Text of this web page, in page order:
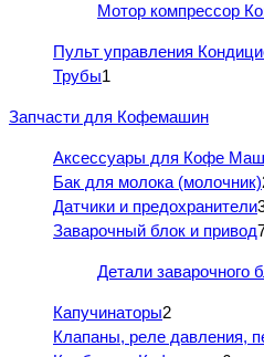
Мотор компрессор
Пульт управления
Трубы1
Запчасти для Кофемашин
Аксессуары для Кофе
Бак для молока (молочник)
Датчики и предохранители
Заварочный блок и привод
Детали заварочного
Капучинаторы2
Клапаны, реле давления,